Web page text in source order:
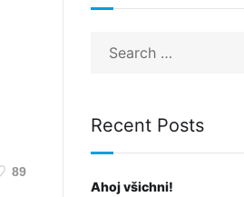
89
Recent Posts
Ahoj všichni!